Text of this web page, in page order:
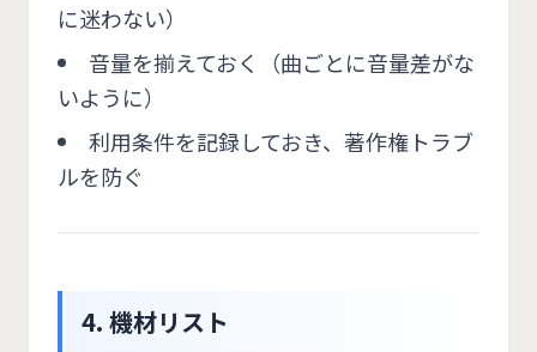
に迷わない）
音量を揃えておく（曲ごとに音量差がな
いように）
利用条件を記録しておき、著作権トラブ
ルを防ぐ
4. 機材リスト